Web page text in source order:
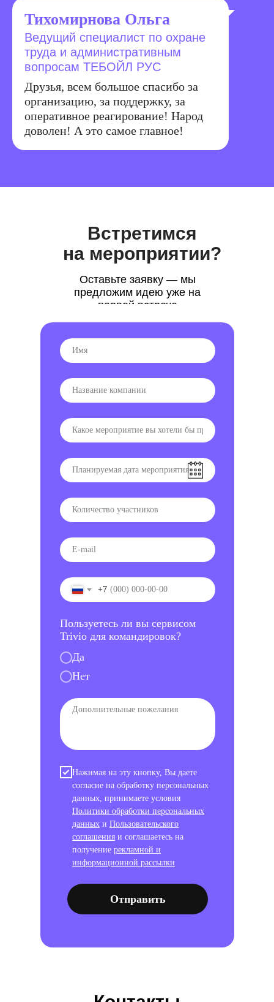
Тихомирнова Ольга
Ведущий специалист по охране
труда и административным
вопросам ТЕБОЙЛ РУС
Друзья, всем большое спасибо за
организацию, за поддержку, за
оперативное реагирование! Народ
доволен! А это самое главное!
Оставьте заявку — мы
предложим идею уже на
первой встрече
Встретимся
на мероприятии?
+7
Пользуетесь ли вы сервисом
Trivio для командировок?
Да
Нет
Нажимая на эту кнопку, Вы даете
согласие на обработку персональных
данных, принимаете условия
Политики обработки персональных
данных и Пользовательского
соглашения и соглашаетесь на
получение рекламной и
информационной рассылки
Отправить